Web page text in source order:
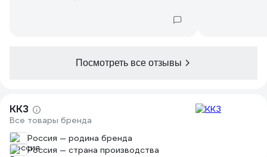
Посмотреть все отзывы
ККЗ
Все товары бренда
Россия — родина бренда
Россия — страна производства